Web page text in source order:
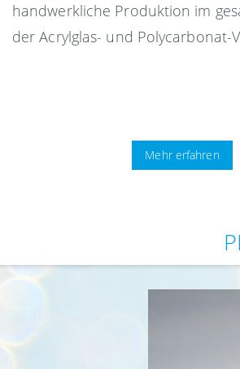
handwerkliche Produktion im
der Acrylglas- und Polycarbonat-
Mehr erfahren